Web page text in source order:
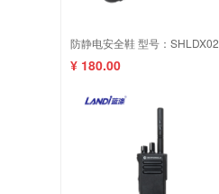
防静电安全鞋 型号：SHLDX02
¥ 180.00